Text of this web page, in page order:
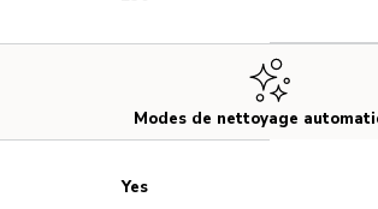
Modes de nettoyage
Yes